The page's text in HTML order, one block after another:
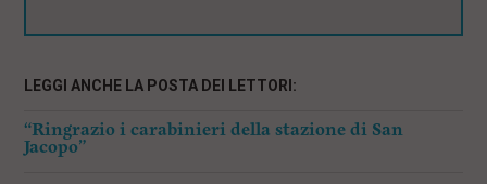
LEGGI ANCHE LA POSTA DEI LETTORI:
“Ringrazio i carabinieri della stazione di San
Jacopo”